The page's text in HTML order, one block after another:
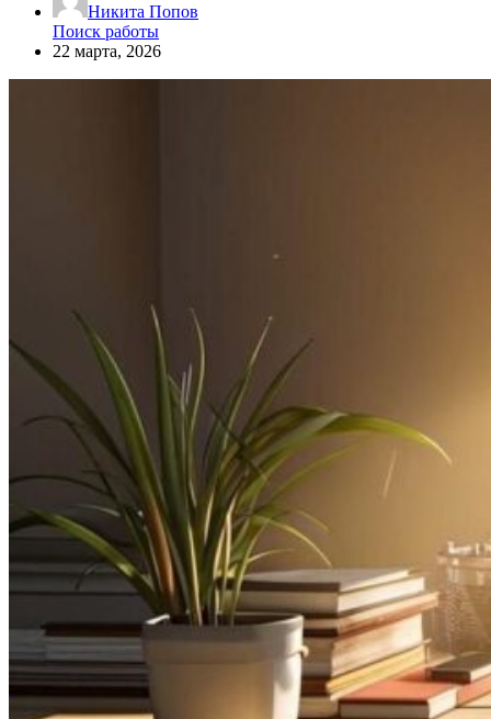
Никита Попов
Поиск работы
22 марта, 2026